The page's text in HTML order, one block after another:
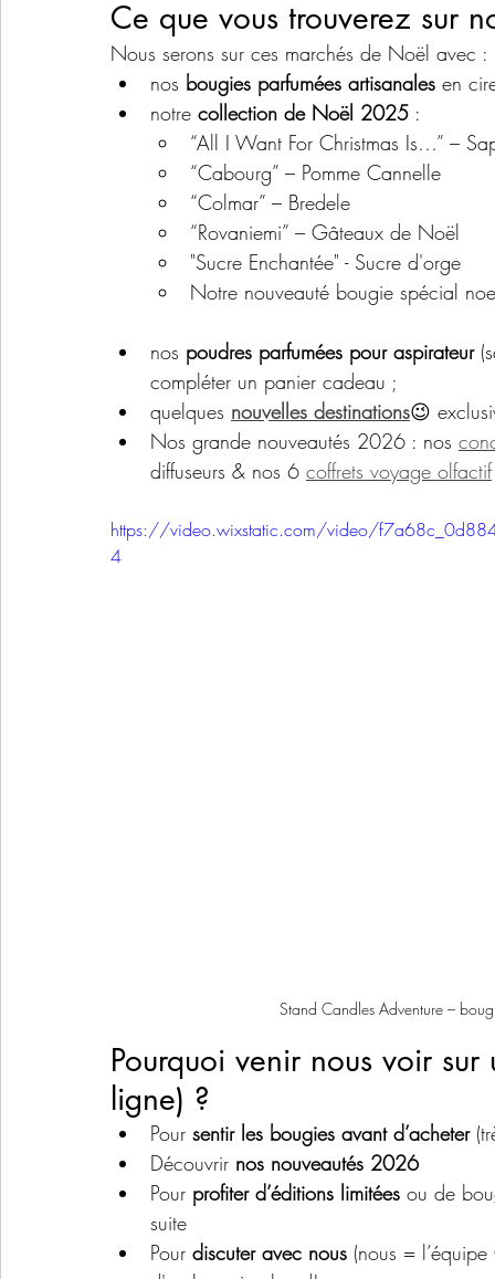
Ce que vous trouverez sur
Nous serons sur ces marchés de Noël avec :
nos bougies parfumées artisanales en
notre collection de Noël 2025 :
“All I Want For Christmas Is…” –
“Cabourg” – Pomme Cannelle
“Colmar” – Bredele
“Rovaniemi” – Gâteaux de Noël
"Sucre Enchantée" - Sucre d'orge
Notre nouveauté bougie spécial
nos poudres parfumées pour aspirateur
compléter un panier cadeau ;
quelques nouvelles destinations😉
Nos grande nouveautés 2026 : nos
diffuseurs & nos 6 coffrets voyage olfactif
https://video.wixstatic.com/video/
4
Stand Candles Adventure –
Pourquoi venir nous voir
ligne) ?
Pour sentir les bougies avant d’acheter
Découvrir nos nouveautés 2026
Pour profiter d’éditions limitées ou de
suite
Pour discuter avec nous (nous =